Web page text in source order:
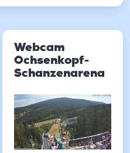
Webcam
Ochsenkopf-
Schanzenarena